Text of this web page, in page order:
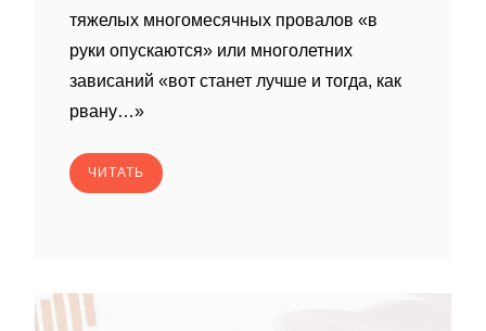
тяжелых многомесячных провалов «в
руки опускаются» или многолетних
зависаний «вот станет лучше и тогда, как
рвану…»
ЧИТАТЬ